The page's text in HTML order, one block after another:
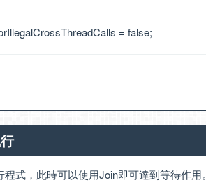
= false;
式，此時可以使用Join即可達到等待作用。